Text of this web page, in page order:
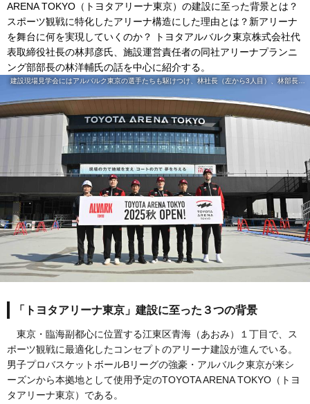
ARENA TOKYO（トヨタアリーナ東京）の建設に至った背景とは？
スポーツ観戦に特化したアリーナ構造にした理由とは？新アリーナ
を舞台に何を実現していくのか？ トヨタアルバルク東京株式会社代
表取締役社長の林邦彦氏、施設運営責任者の同社アリーナプランニ
ング部部長の林洋輔氏の話を中心に紹介する。
建設現場見学会にはアルバルク東京の選手たちも駆けつけ、林社長（左から3人目）、林部長（右から2人目）と共に記念撮影に収まった ©︎TOYOTA ARENA TOKYO
「トヨタアリーナ東京」建設に至った３つの背景
東京・臨海副都心に位置する江東区青海（あおみ）１丁目で、ス
ポーツ観戦に最適化したコンセプトのアリーナ建設が進んでいる。
男子プロバスケットボールBリーグの強豪・アルバルク東京が来シ
ーズンから本拠地として使用予定のTOYOTA ARENA TOKYO（トヨ
タアリーナ東京）である。